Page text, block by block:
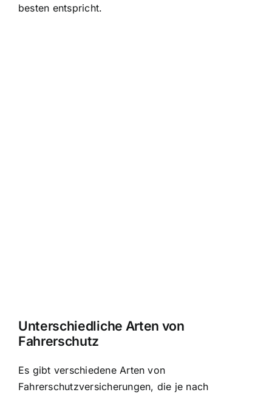
besten entspricht.
Unterschiedliche Arten von
Fahrerschutz
Es gibt verschiedene Arten von
Fahrerschutzversicherungen, die je nach